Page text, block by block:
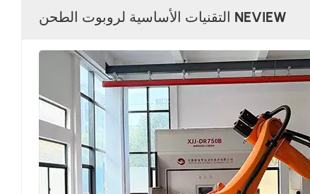
التقنيات الأساسية لروبوت الطحن NEVIEW